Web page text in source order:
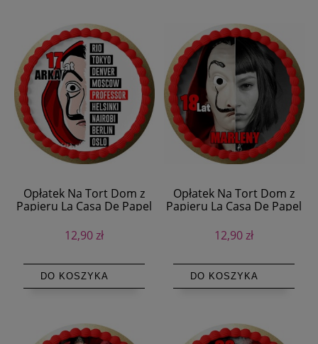
Opłatek Na Tort Dom z
Papieru La Casa De Papel
12,90 zł
DO KOSZYKA
Opłatek Na Tort Dom z
Papieru La Casa De Papel
12,90 zł
DO KOSZYKA